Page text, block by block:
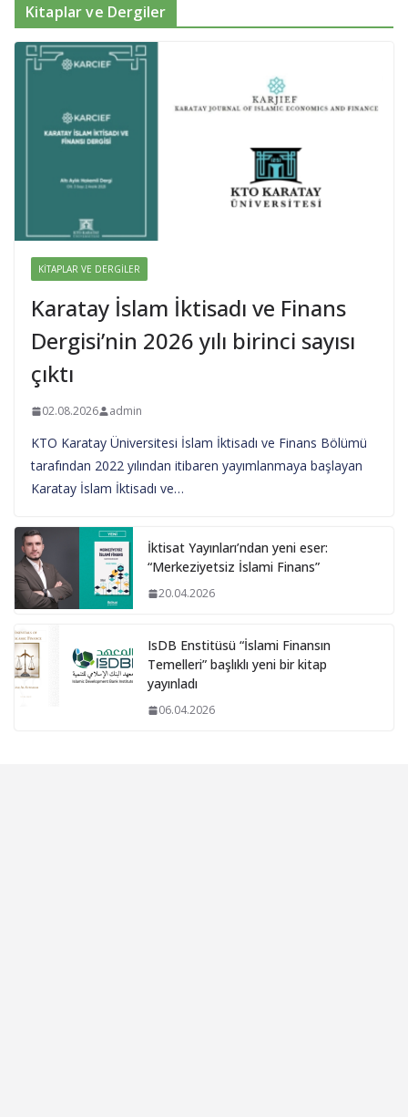
Kitaplar ve Dergiler
KITAPLAR VE DERGILER
Karatay İslam İktisadı ve Finans
Dergisi’nin 2026 yılı birinci sayısı
çıktı
02.08.2026 admin
KTO Karatay Üniversitesi İslam İktisadı ve Finans Bölümü
tarafından 2022 yılından itibaren yayımlanmaya başlayan
Karatay İslam İktisadı ve…
İktisat Yayınları’ndan yeni eser:
“Merkeziyetsiz İslami Finans”
20.04.2026
IsDB Enstitüsü “İslami Finansın
Temelleri” başlıklı yeni bir kitap
yayınladı
06.04.2026